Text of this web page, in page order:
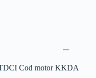
Cod motor KKDA